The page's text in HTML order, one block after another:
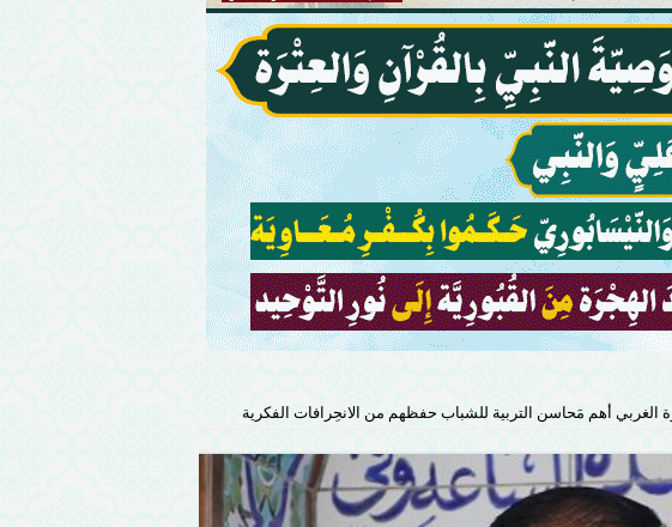
أهم مَحاسن التربية للشباب حفظهم من الانحِرافات الفكرية